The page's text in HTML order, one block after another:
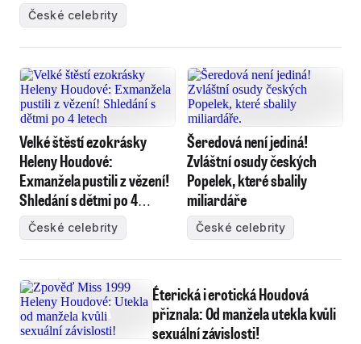
České celebrity
Velké štěstí ezokrásky
Heleny Houdové:
Exmanžela pustili z vězení!
Shledání s dětmi po 4
letech
České celebrity
Šeredová není jediná!
Zvláštní osudy českých
Popelek, které sbalily
miliardáře
České celebrity
Éterická i erotická Houdová
přiznala: Od manžela utekla kvůli
sexuální závislosti!